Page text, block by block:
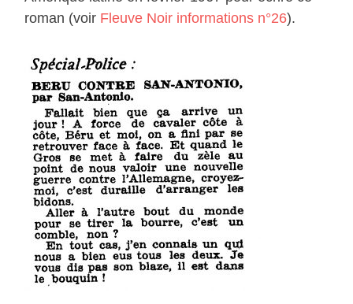
roman (voir Fleuve Noir informations n°26).